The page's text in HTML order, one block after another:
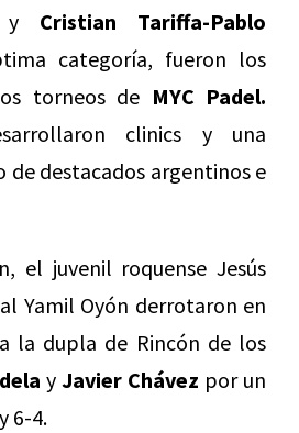
y Cristian Tariffa-Pablo
categoría, fueron los
torneos de MYC Padel.
clinics y una
de destacados argentinos e
el juvenil roquense Jesús
Yamil Oyón derrotaron en
la dupla de Rincón de los
y Javier Chávez por un
6-4.